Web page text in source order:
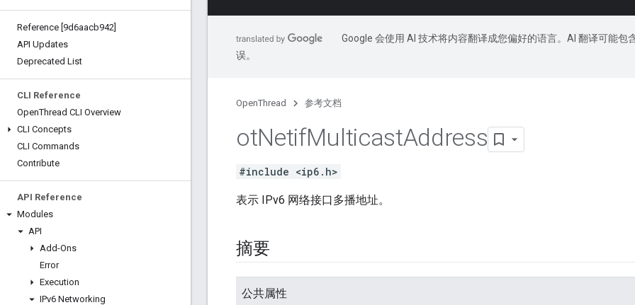
Reference [9d6aacb942]
API Updates
Deprecated List
CLI Reference
OpenThread CLI Overview
CLI Concepts
CLI Commands
Contribute
API Reference
Modules
API
Add-Ons
Error
Execution
IPv6 Networking
Google 会使用 AI 技术将内容翻译成您偏好的语言。AI 翻译可能包
误。
OpenThread 参考文档
otNetifMulticastAddress
#include <ip6.h>
表示 IPv6 网络接口多播地址。
摘要
公共属性